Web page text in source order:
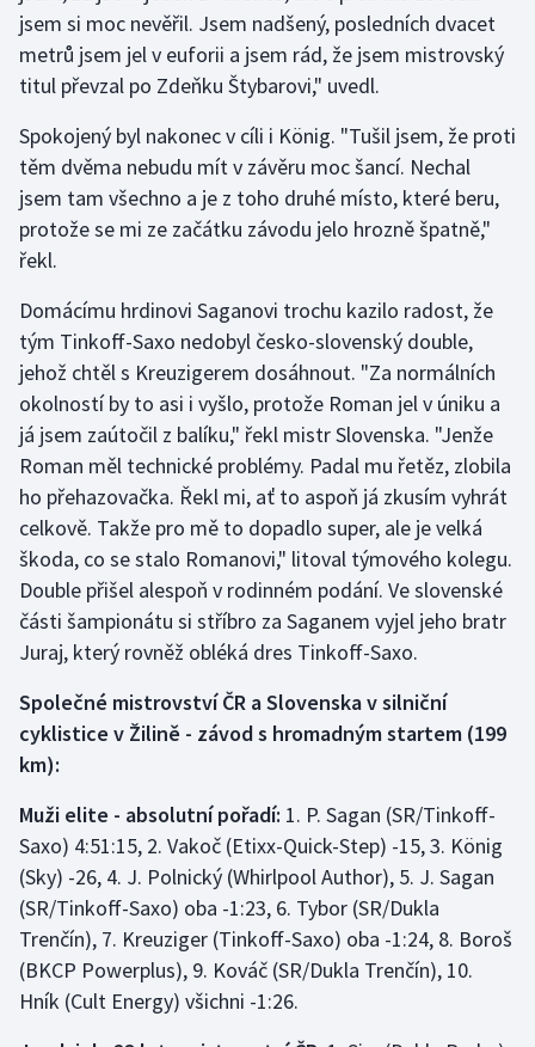
Triatlon
Vodní slalom
Volejbal
jsem si moc nevěřil. Jsem nadšený, posledních dvacet
metrů jsem jel v euforii a jsem rád, že jsem mistrovský
titul převzal po Zdeňku Štybarovi," uvedl.
Spokojený byl nakonec v cíli i König. "Tušil jsem, že proti
těm dvěma nebudu mít v závěru moc šancí. Nechal
jsem tam všechno a je z toho druhé místo, které beru,
protože se mi ze začátku závodu jelo hrozně špatně,"
řekl.
Domácímu hrdinovi Saganovi trochu kazilo radost, že
tým Tinkoff-Saxo nedobyl česko-slovenský double,
jehož chtěl s Kreuzigerem dosáhnout. "Za normálních
okolností by to asi i vyšlo, protože Roman jel v úniku a
já jsem zaútočil z balíku," řekl mistr Slovenska. "Jenže
Roman měl technické problémy. Padal mu řetěz, zlobila
ho přehazovačka. Řekl mi, ať to aspoň já zkusím vyhrát
celkově. Takže pro mě to dopadlo super, ale je velká
škoda, co se stalo Romanovi," litoval týmového kolegu.
Double přišel alespoň v rodinném podání. Ve slovenské
části šampionátu si stříbro za Saganem vyjel jeho bratr
Juraj, který rovněž obléká dres Tinkoff-Saxo.
Společné mistrovství ČR a Slovenska v silniční
cyklistice v Žilině - závod s hromadným startem (199
km):
Muži elite - absolutní pořadí: 1. P. Sagan (SR/Tinkoff-
Saxo) 4:51:15, 2. Vakoč (Etixx-Quick-Step) -15, 3. König
(Sky) -26, 4. J. Polnický (Whirlpool Author), 5. J. Sagan
(SR/Tinkoff-Saxo) oba -1:23, 6. Tybor (SR/Dukla
Trenčín), 7. Kreuziger (Tinkoff-Saxo) oba -1:24, 8. Boroš
(BKCP Powerplus), 9. Kováč (SR/Dukla Trenčín), 10.
Hník (Cult Energy) všichni -1:26.